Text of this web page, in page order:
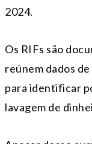
2024.
Os RIFs são
reúnem dados
para identificar
lavagem de